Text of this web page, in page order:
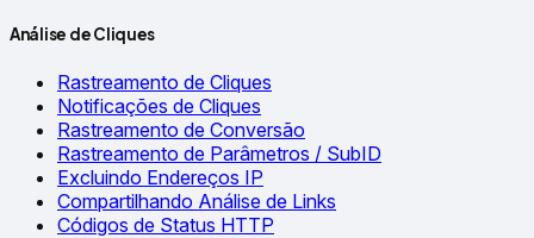
Análise de Cliques
Rastreamento de Cliques
Notificações de Cliques
Rastreamento de Conversão
Rastreamento de Parâmetros / SubID
Excluindo Endereços IP
Compartilhando Análise de Links
Códigos de Status HTTP